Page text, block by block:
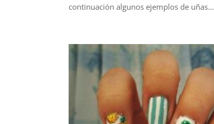
continuación algunos ejemplos de uñas...